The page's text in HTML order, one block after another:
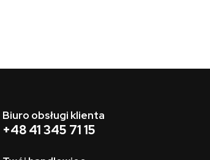
Biuro obsługi klienta
+48 41 345 71 15